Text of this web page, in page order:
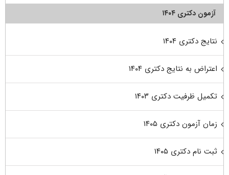
آزمون دکتری ۱۴۰۴
نتایج دکتری ۱۴۰۴
اعتراض به نتایج دکتری ۱۴۰۴
تکمیل ظرفیت دکتری ۱۴۰۳
زمان آزمون دکتری ۱۴۰۵
ثبت نام دکتری ۱۴۰۵